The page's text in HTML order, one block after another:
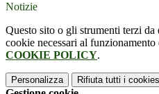
Notizie
Questo sito o gli strumenti terzi
cookie necessari al
COOKIE POLICY.
Personalizza Rifiuta tutti i cookies